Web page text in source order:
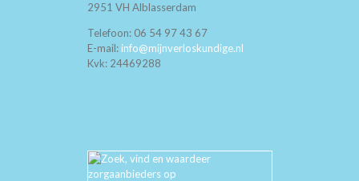
2951 VH Alblasserdam
Telefoon: 06 54 97 43 67
E-mail: info@mijnverloskundige.nl
Kvk: 24469288